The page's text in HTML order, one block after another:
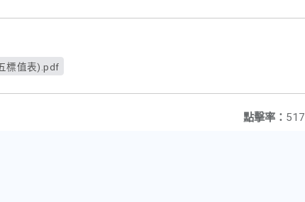
標值表).pdf
點擊率： 517